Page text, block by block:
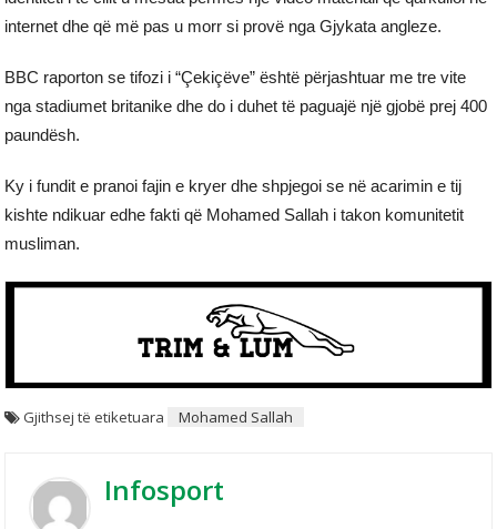
internet dhe që më pas u morr si provë nga Gjykata angleze.
BBC raporton se tifozi i “Çekiçëve” është përjashtuar me tre vite
nga stadiumet britanike dhe do i duhet të paguajë një gjobë prej 400
paundësh.
Ky i fundit e pranoi fajin e kryer dhe shpjegoi se në acarimin e tij
kishte ndikuar edhe fakti që Mohamed Sallah i takon komunitetit
musliman.
Gjithsej të etiketuara Mohamed Sallah
Infosport